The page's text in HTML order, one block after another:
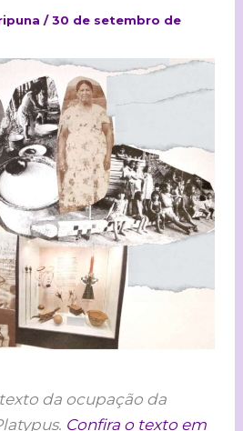
/30 de setembro de
da ocupação da
Confira o texto em